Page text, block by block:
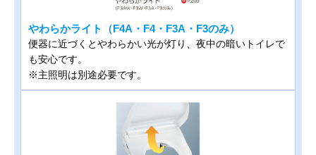
やわらかライト（F4A・F4・F3A・F3のみ）
便器に近づくとやわらかい光が灯り、夜中の暗いトイレで
も安心です。
※主照明は別途必要です。